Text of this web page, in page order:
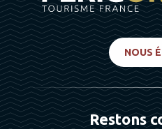
NOUS
Restons